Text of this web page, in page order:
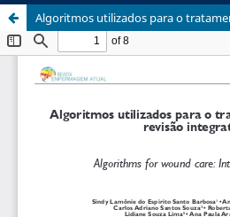
Algoritmos utilizados para o